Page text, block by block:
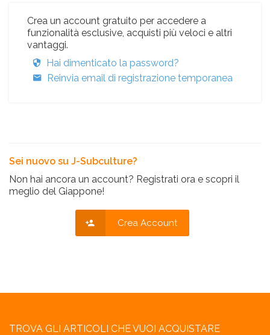
Crea un account gratuito per accedere a
funzionalità esclusive, acquisti più veloci e altri
vantaggi.
Hai dimenticato la password?
Reinvia email di registrazione temporanea
Sei nuovo su J-Subculture?
Non hai ancora un account? Registrati ora e scopri il
meglio del Giappone!
Crea Account
TROVA GLI ARTICOLI CHE VUOI ACQUISTARE